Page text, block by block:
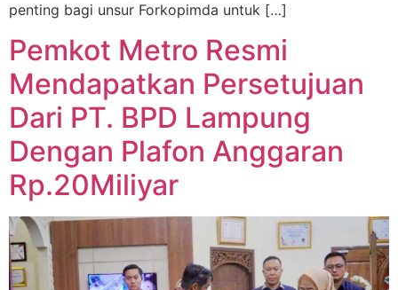
penting bagi unsur Forkopimda untuk […]
Pemkot Metro Resmi
Mendapatkan Persetujuan
Dari PT. BPD Lampung
Dengan Plafon Anggaran
Rp.20Miliyar